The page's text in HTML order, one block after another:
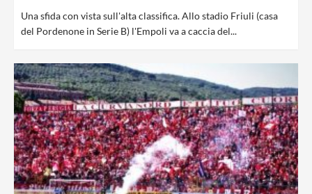
Una sfida con vista sull'alta classifica. Allo stadio Friuli (casa
del Pordenone in Serie B) l'Empoli va a caccia del...